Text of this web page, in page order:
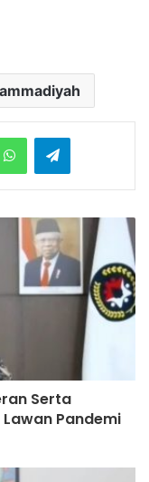
Serta
Pandemi